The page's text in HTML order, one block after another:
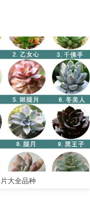
大全品种